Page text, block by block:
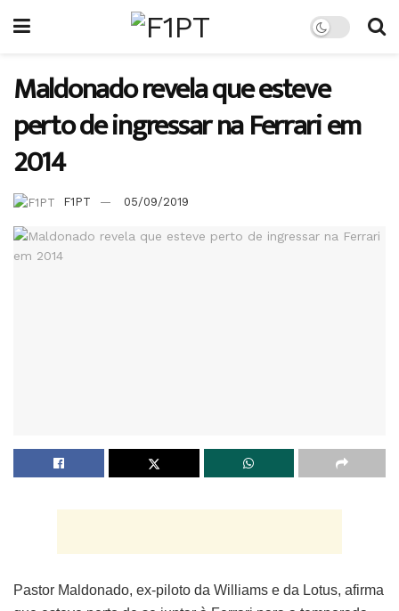
Maldonado revela que esteve
perto de ingressar na Ferrari em
2014
F1PT 05/09/2019
Pastor Maldonado, ex-piloto da Williams e da Lotus, afirma